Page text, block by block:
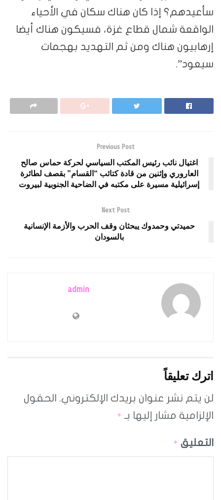
سأعيدهم؟ إذا كان هناك سكان في الأحياء
الواقعة شمال قطاع غزة، فسيكون هناك أيضا
إرهابيون هناك ومن ثم التهديد بهجمات
سيعود”.
Previous Post
اغتيال نائب رئيس المكتب السياسي لحركة حماس صالح
العاروري وإثنين من قادة كتائب “القسام” بقصف لطائرة
إسرائيلية مسيرة على مكتبه في الضاحية الجنوبية لبيروت
Next Post
حميدتي وحمدوك يبحثان وقف الحرب والأزمة الإنسانية
بالسودان
admin
اترك تعليقاً
لن يتم نشر عنوان بريدك الإلكتروني. الحقول
الإلزامية مشار إليها بـ *
التعليق *